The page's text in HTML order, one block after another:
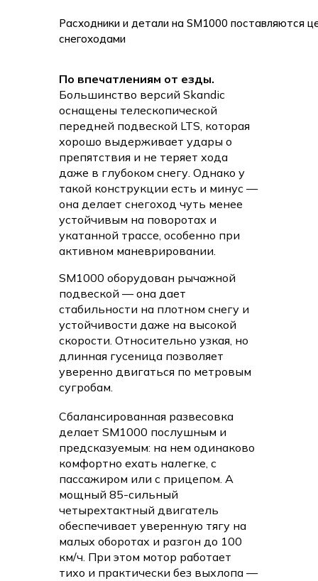
Расходники и детали на SM1000 поставляются
снегоходами
По впечатлениям от езды.
Большинство версий Skandic
оснащены телескопической
передней подвеской LTS, которая
хорошо выдерживает удары о
препятствия и не теряет хода
даже в глубоком снегу. Однако у
такой конструкции есть и минус —
она делает снегоход чуть менее
устойчивым на поворотах и
укатанной трассе, особенно при
активном маневрировании.
SM1000 оборудован рычажной
подвеской — она дает
стабильности на плотном снегу и
устойчивости даже на высокой
скорости. Относительно узкая, но
длинная гусеница позволяет
уверенно двигаться по метровым
сугробам.
Сбалансированная развесовка
делает SM1000 послушным и
предсказуемым: на нем одинаково
комфортно ехать налегке, с
пассажиром или с прицепом. А
мощный 85-сильный
четырехтактный двигатель
обеспечивает уверенную тягу на
малых оборотах и разгон до 100
км/ч. При этом мотор работает
тихо и практически без выхлопа —